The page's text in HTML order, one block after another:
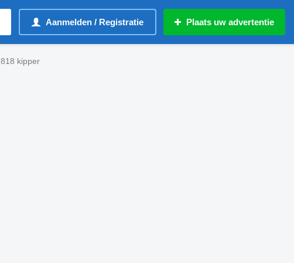
Aanmelden / Registratie Plaats uw advertentie
kipper